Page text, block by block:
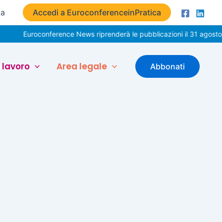
Accedi a EuroconferenceinPratica
Euroconference News riprenderà le pubblicazioni il 31 agosto.
lavoro Area legale Abbonati